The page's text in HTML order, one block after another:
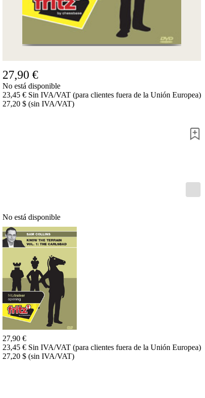
27,90 €
No está disponible
23,45 € Sin IVA/VAT (para clientes fuera de la Unión Europea)
27,20 $ (sin IVA/VAT)
No está disponible
27,90 €
23,45 € Sin IVA/VAT (para clientes fuera de la Unión Europea)
27,20 $ (sin IVA/VAT)
Chessbase
Accounts
Suscripción
Programas
Productos
principiantes